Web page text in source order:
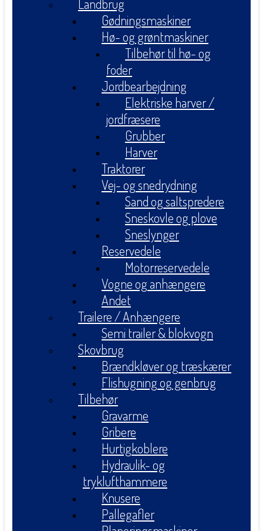
Landbrug
Gødningsmaskiner
Hø- og grøntmaskiner
Tilbehør til hø- og
foder
Jordbearbejdning
Elektriske harver /
jordfræsere
Grubber
Harver
Traktorer
Vej- og snedrydning
Sand og saltspredere
Sneskovle og plove
Sneslynger
Reservedele
Motorreservedele
Vogne og anhængere
Andet
Trailere / Anhængere
Semi trailer & blokvogn
Skovbrug
Brændkløver og træskærer
Flishugning og genbrug
Tilbehør
Gravarme
Gribere
Hurtigkoblere
Hydraulik- og
tryklufthammere
Knusere
Pallegafler